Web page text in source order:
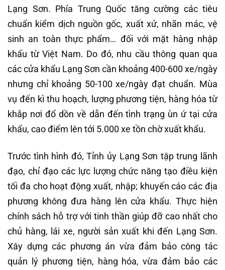
Lạng Sơn. Phía Trung Quốc tăng cường các tiêu
chuẩn kiểm dịch nguồn gốc, xuất xứ, nhãn mác, vệ
sinh an toàn thực phẩm… đối với mặt hàng nhập
khẩu từ Việt Nam. Do đó, nhu cầu thông quan qua
các cửa khẩu Lạng Sơn cần khoảng 400-600 xe/ngày
nhưng chỉ khoảng 50-100 xe/ngày đạt chuẩn. Mùa
vụ đến kì thu hoạch, lượng phương tiện, hàng hóa từ
khắp nơi đổ dồn về dẫn đến tình trạng ùn ứ tại cửa
khẩu, cao điểm lên tới 5.000 xe tồn chờ xuất khẩu.
Trước tình hình đó, Tỉnh ủy Lạng Sơn tập trung lãnh
đạo, chỉ đạo các lực lượng chức năng tạo điều kiện
tối đa cho hoạt động xuất, nhập; khuyến cáo các địa
phương không đưa hàng lên cửa khẩu. Thực hiện
chính sách hỗ trợ với tinh thần giúp đỡ cao nhất cho
chủ hàng, lái xe, người sản xuất khi đến Lạng Sơn.
Xây dựng các phương án vừa đảm bảo công tác
quản lý phương tiện, hàng hóa, vừa đảm bảo các